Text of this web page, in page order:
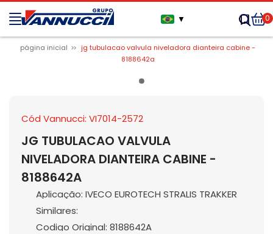
▼ 0
página inicial
jg tubulacao valvula niveladora dianteira cabine -
8188642a
Cód Vannucci: VI7014-2572
JG TUBULACAO VALVULA
NIVELADORA DIANTEIRA CABINE -
8188642A
Aplicação: IVECO EUROTECH STRALIS TRAKKER
Similares:
Codigo Original: 8188642A